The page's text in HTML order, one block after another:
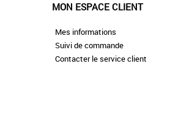
MON ESPACE CLIENT
Mes informations
Suivi de commande
Contacter le service client